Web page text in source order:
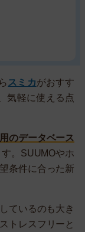
スミカがおすす
気軽に使える点
のデータベース
。SUUMOやホ
条件に合った新
ているのも大き
トレスフリーと